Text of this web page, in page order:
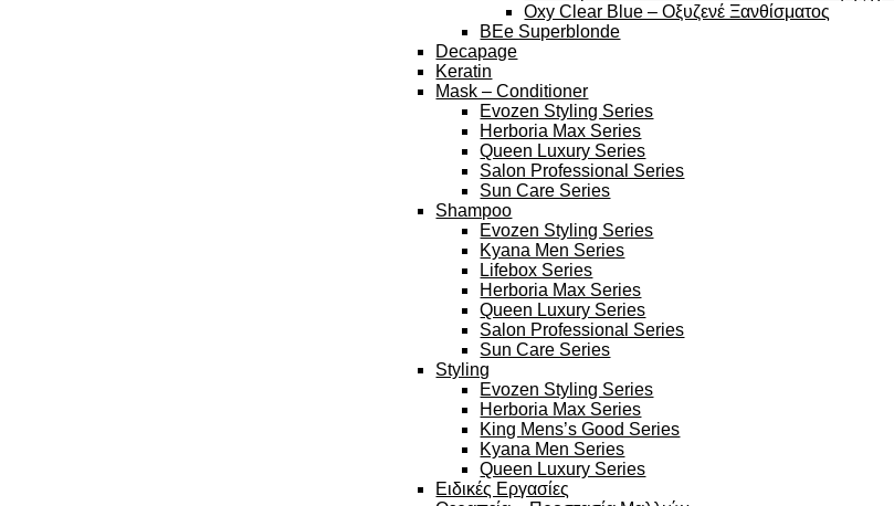
Oxy Clear Blue – Οξυζενέ Ξανθίσματος
BEe Superblonde
Decapage
Keratin
Mask – Conditioner
Evozen Styling Series
Herboria Max Series
Queen Luxury Series
Salon Professional Series
Sun Care Series
Shampoo
Evozen Styling Series
Kyana Men Series
Lifebox Series
Herboria Max Series
Queen Luxury Series
Salon Professional Series
Sun Care Series
Styling
Evozen Styling Series
Herboria Max Series
King Mens’s Good Series
Kyana Men Series
Queen Luxury Series
Ειδικές Εργασίες